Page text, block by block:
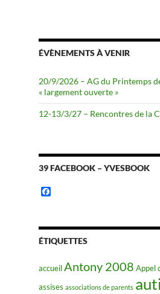
ÉVÈNEMENTS À VENIR
20/9/2026 – AG du Printemps
« largement ouverte »
12-13/3/27 – Rencontres de la
39 FACEBOOK – YVESBOOK
b
o
ÉTIQUETTES
accueilAntony 2008 Appel
assises associations de parents